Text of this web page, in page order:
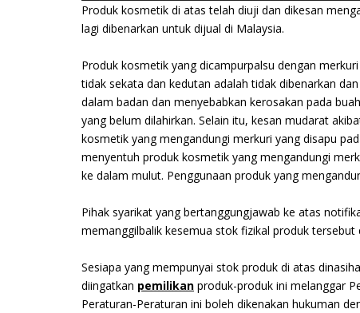
Produk kosmetik di atas telah diuji dan dikesan
lagi dibenarkan untuk dijual di Malaysia.
Produk kosmetik yang dicampurpalsu dengan
tidak sekata dan kedutan adalah tidak dibenarkan
dalam badan dan menyebabkan kerosakan pada
yang belum dilahirkan. Selain itu, kesan mudarat
kosmetik yang mengandungi merkuri yang disapu
menyentuh produk kosmetik yang mengandungi
ke dalam mulut. Penggunaan produk yang
Pihak syarikat yang bertanggungjawab ke atas
memanggilbalik kesemua stok fizikal produk
Sesiapa yang mempunyai stok produk di atas
diingatkan pemilikan produk-produk ini melanggar
Peraturan-Peraturan ini boleh dikenakan hukuman